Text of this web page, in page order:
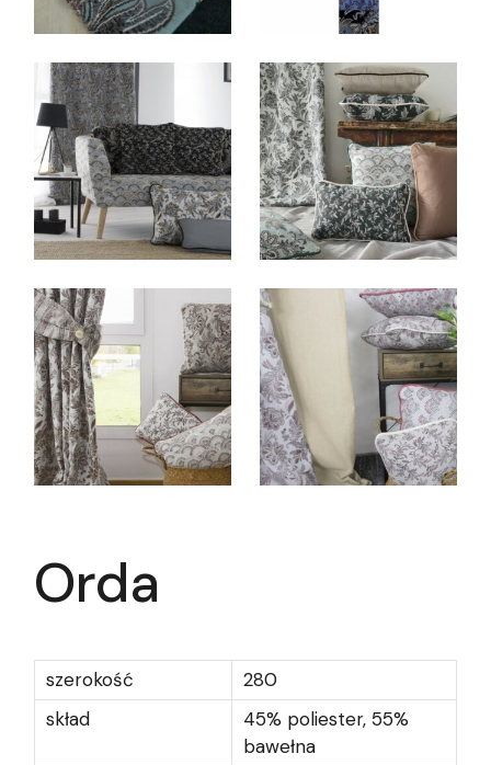
Orda
szerokość
280
skład
45% poliester, 55%
bawełna